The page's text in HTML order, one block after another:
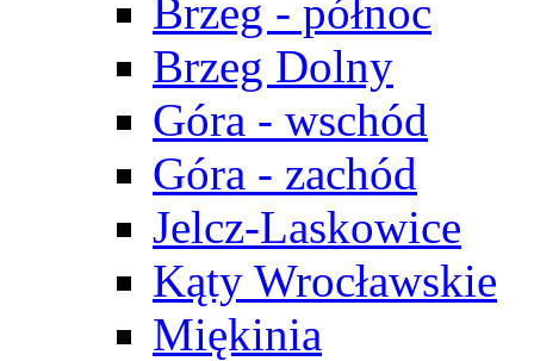
Brzeg - północ
Brzeg Dolny
Góra - wschód
Góra - zachód
Jelcz-Laskowice
Kąty Wrocławskie
Miękinia